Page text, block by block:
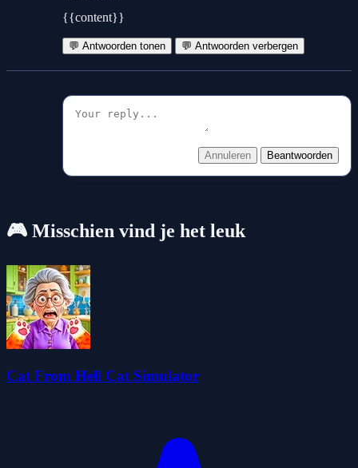
{{content}}
💬 Antwoorden tonen 💬 Antwoorden verbergen
Annuleren Beantwoorden
🎮 Misschien vind je het leuk
Cat From Hell Cat Simulator